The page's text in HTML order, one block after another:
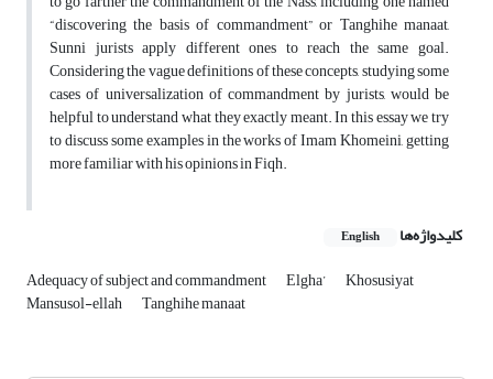
“discovering the basis of commandment” or Tanghihe manaat,
Sunni jurists apply different ones to reach the same goal.
Considering the vague definitions of these concepts, studying some
cases of universalization of commandment by jurists, would be
helpful to understand what they exactly meant. In this essay we try
to discuss some examples in the works of Imam Khomeini, getting
more familiar with his opinions in Fiqh.
کلیدواژه‌ها English
Adequacy of subject and commandment Elgha’ Khosusiyat
Mansusol-ellah Tanghihe manaat